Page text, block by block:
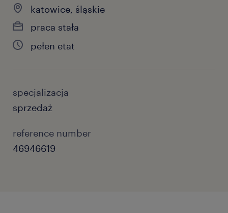
katowice, śląskie
praca stała
pełen etat
specjalizacja
sprzedaż
reference number
46946619